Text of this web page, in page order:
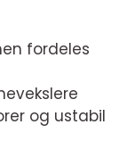
fordeles
og ustabil